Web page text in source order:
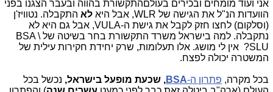
אני ועוד מומחים ובכירים בעולםהתקשורת בהווה ובעבר הצגנו בפני
הוועדות הנ"ל את הגישה של WLR, אבל היא
לא התקבלה. נטוויז'ן
(וסלקום) לחצו חזק לקבל את גישת ה-VULA, אבל גם היא לא
נתקבלה. למה בישראל משרד התקשורת בחר בשיטה של BSA \
SLU? אין לי מושג. אלו תעלומות, שרק יחידת חקירות עילית של
המשטרה יכולה לפצח.
בכל מקרה, פתרון ה-BSA
, שכעת מופעל בישראל, נכשל בכל